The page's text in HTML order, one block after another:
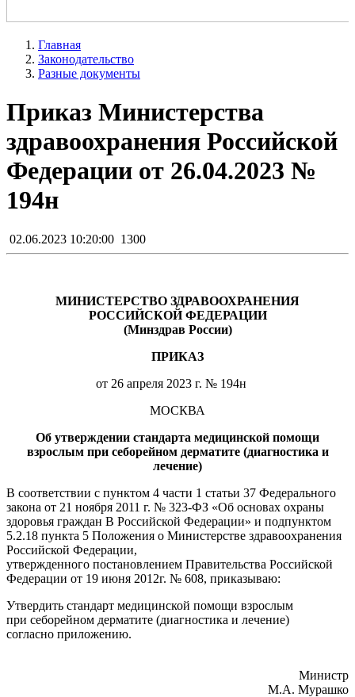
Главная
Законодательство
Разные документы
Приказ Министерства
здравоохранения Российской
Федерации от 26.04.2023 №
194н
02.06.2023 10:20:00 1300
МИНИСТЕРСТВО ЗДРАВООХРАНЕНИЯ
РОССИЙСКОЙ ФЕДЕРАЦИИ
(Минздрав России)
ПРИКАЗ
от 26 апреля 2023 г. № 194н
МОСКВА
Об утверждении стандарта медицинской помощи
взрослым при себорейном дерматите (диагностика и
лечение)
В соответствии с пунктом 4 части 1 статьи 37 Федерального
закона от 21 ноября 2011 г. № 323-ФЗ «Об основах охраны
здоровья граждан В Российской Федерации» и подпунктом
5.2.18 пункта 5 Положения о Министерстве здравоохранения
Российской Федерации,
утвержденного постановлением Правительства Российской
Федерации от 19 июня 2012г. № 608, приказываю:
Утвердить стандарт медицинской помощи взрослым
при себорейном дерматите (диагностика и лечение)
согласно приложению.
Министр
М.А. Мурашко